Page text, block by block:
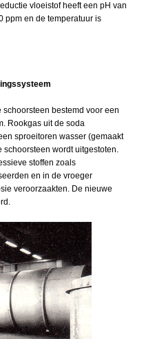
vloeistof heeft een pH van
ppm en de temperatuur is
bestemd voor een
Rookgas uit de soda
sproeitoren wasser (gemaakt
schoorsteen wordt uitgestoten.
stoffen zoals
en in de vroeger
veroorzaakten. De nieuwe